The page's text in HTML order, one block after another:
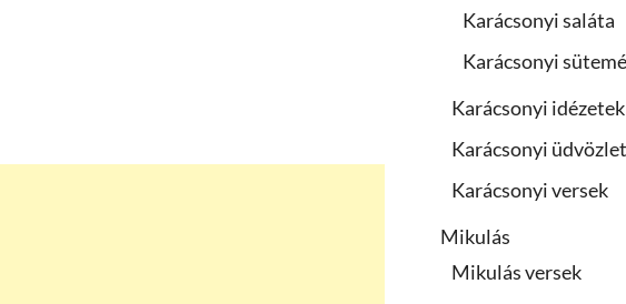
Karácsonyi saláta
Karácsonyi
Karácsonyi idézetek
Karácsonyi
Karácsonyi versek
Mikulás
Mikulás versek